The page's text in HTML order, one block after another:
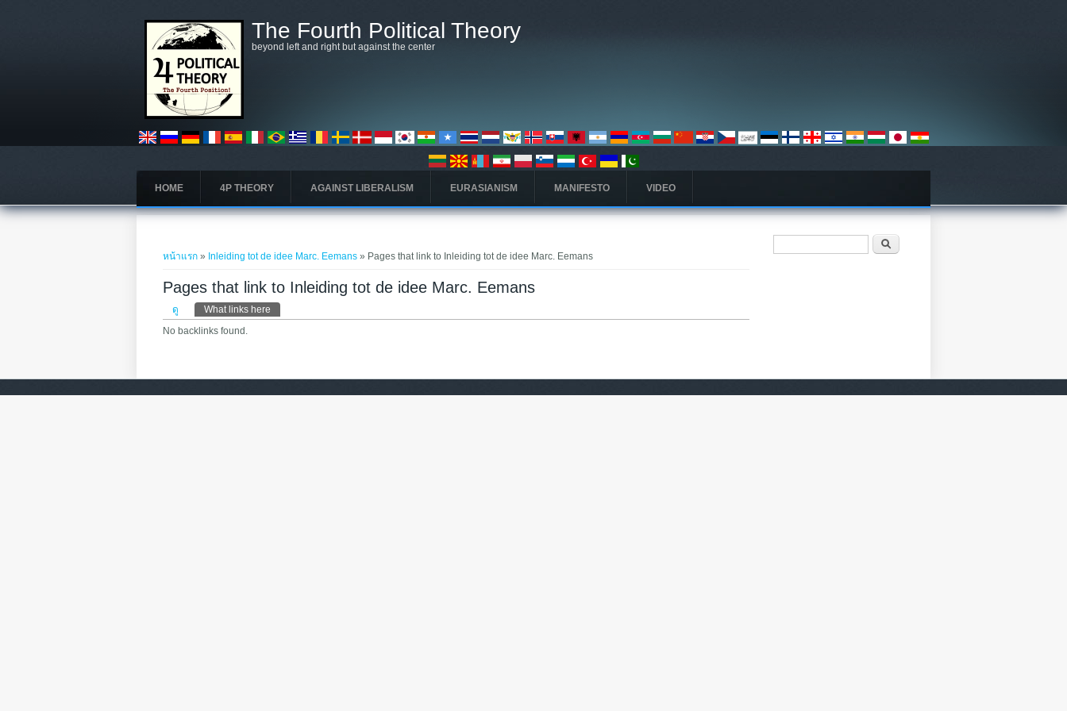
The Fourth Political Theory
beyond left and right but against the center
HOME 4P THEORY AGAINST LIBERALISM EURASIANISM MANIFESTO VIDEO
หน้าแรก » Inleiding tot de idee Marc. Eemans » Pages that link to Inleiding tot de idee Marc. Eemans
Pages that link to Inleiding tot de idee Marc. Eemans
Primary tabs
ดู What links here
No backlinks found.